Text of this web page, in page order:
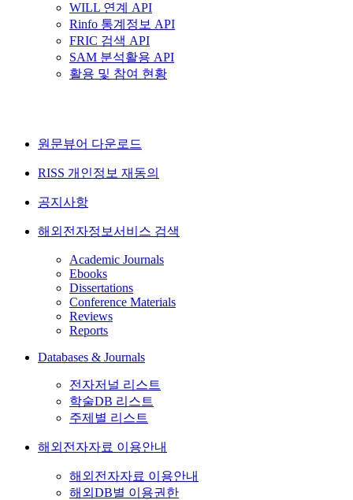
WILL 연계 API
Rinfo 통계정보 API
FRIC 검색 API
SAM 분석활용 API
활용 및 참여 현황
원문뷰어 다운로드
RISS 개인정보 재동의
공지사항
해외전자정보서비스 검색
Academic Journals
Ebooks
Dissertations
Conference Materials
Reviews
Reports
Databases & Journals
전자저널 리스트
학술DB 리스트
주제별 리스트
해외전자자료 이용안내
해외전자자료 이용안내
해외DB별 이용권한